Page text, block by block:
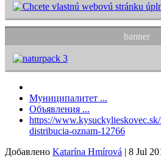
banner
Муниципалитет ...
Объявления ...
https://
distribucia-oznam-12766
Добавлено Katarína Hmírová | 8 Jul